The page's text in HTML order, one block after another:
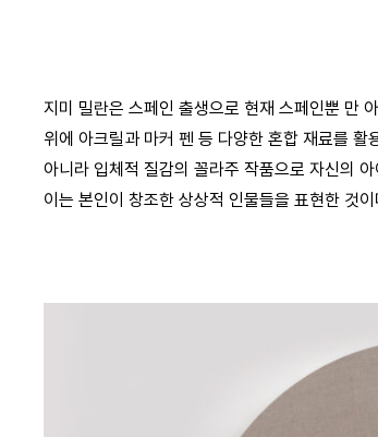
지미 밀란은 스페인 출생으로 현재 스페인뿐 만
위에 아크릴과 마커 펜 등 다양한 혼합 재료를
아니라 입체적 질감의 꼴라주 작품으로 자신의
이는 본인이 창조한 상상적 인물들을 표현한 것이